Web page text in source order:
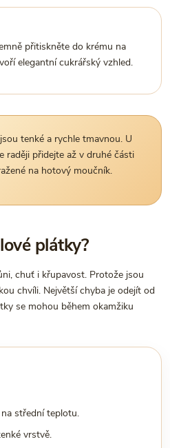
přitiskněte do krému na
elegantní cukrářský vzhled.
tenké a rychle tmavnou. U
raději přidejte až v druhé části
na hotový moučník.
plátky?
chuť i křupavost. Protože jsou
chvíli. Největší chyba je odejít od
se mohou během okamžiku
střední teplotu.
vrstvě.